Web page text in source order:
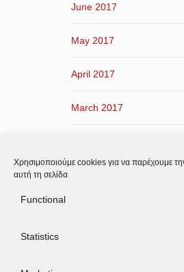
Χρησιμοποιούμε cookies για να παρέχουμε
αυτή τη σελίδα
Functional
Statistics
June 2017
May 2017
April 2017
March 2017